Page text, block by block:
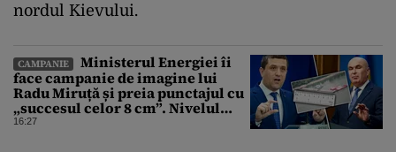
nordul Kievului.
CAMPANIE
Ministerul Energiei îi
face campanie de imagine lui
Radu Miruță și preia punctajul cu
„succesul celor 8 cm”. Nivelul
Dunării a crescut cu 4 cm
16:27